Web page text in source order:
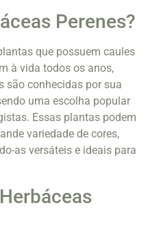
Perenes?
que possuem caules
à vida todos os anos,
são conhecidas por sua
uma escolha popular
Essas plantas podem
variedade de cores,
as versáteis e ideais para